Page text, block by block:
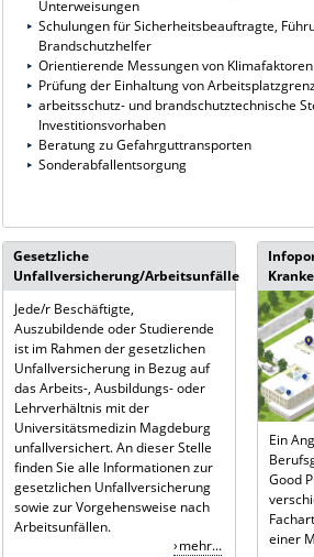
Unterweisungen
Schulungen für Sicherheitsbeauftragte,
Brandschutzhelfer
Orientierende Messungen von
Prüfung der Einhaltung von
arbeitsschutz- und brandschutztechnische
Investitionsvorhaben
Beratung zu Gefahrguttransporten
Sonderabfallentsorgung
Gesetzliche
Unfallversicherung/Arbeitsunfälle
Jede/r Beschäftigte,
Auszubildende oder Studierende
ist im Rahmen der gesetzlichen
Unfallversicherung in Bezug auf
das Arbeits-, Ausbildungs- oder
Lehrverhältnis mit der
Universitätsmedizin Magdeburg
unfallversichert. An dieser Stelle
finden Sie alle Informationen zur
gesetzlichen Unfallversicherung
sowie zur Vorgehensweise nach
Arbeitsunfällen.
mehr...
Ein
Good
einer